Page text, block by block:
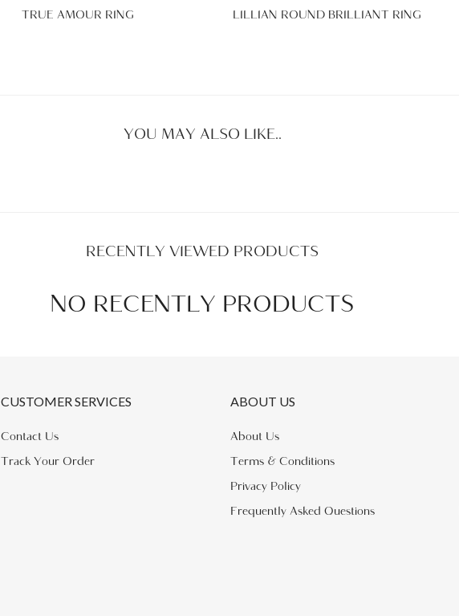
TRUE AMOUR RING LILLIAN ROUND BRILLIANT RING
YOU MAY ALSO LIKE..
RECENTLY VIEWED PRODUCTS
NO RECENTLY PRODUCTS
CUSTOMER SERVICES
Contact Us
Track Your Order
ABOUT US
About Us
Terms & Conditions
Privacy Policy
Frequently Asked Questions